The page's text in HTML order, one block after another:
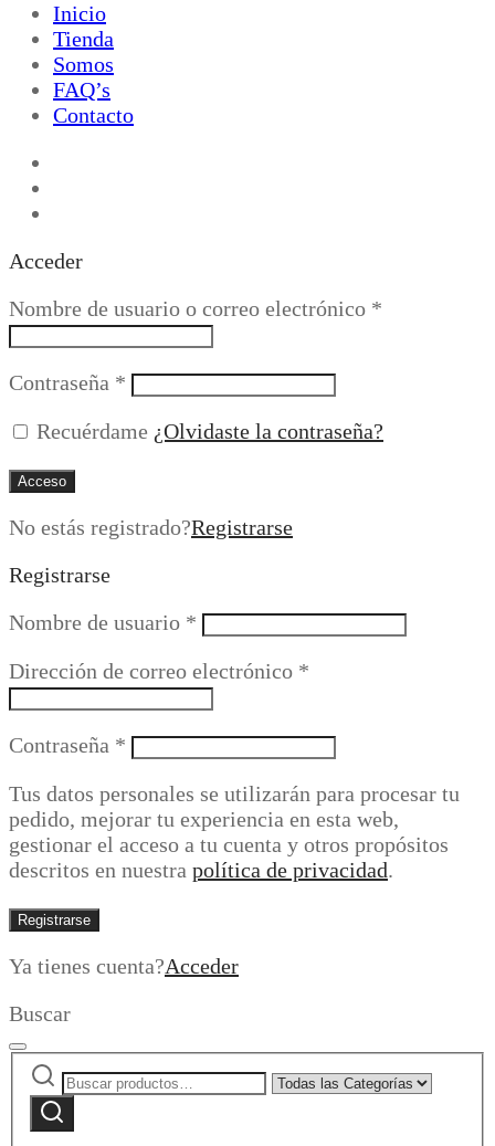
Inicio
Tienda
Somos
FAQ’s
Contacto
Acceder
Nombre de usuario o correo electrónico *
Contraseña * Obligatorio
Recuérdame ¿Olvidaste la contraseña?
Acceso
No estás registrado?Registrarse
Registrarse
Nombre de usuario * Obligatorio
Dirección de correo electrónico *
Contraseña * Obligatorio
Tus datos personales se utilizarán para procesar tu
pedido, mejorar tu experiencia en esta web,
gestionar el acceso a tu cuenta y otros propósitos
descritos en nuestra política de privacidad.
Registrarse
Ya tienes cuenta?Acceder
Buscar
Buscar
por:
Narrow
by
Buscar